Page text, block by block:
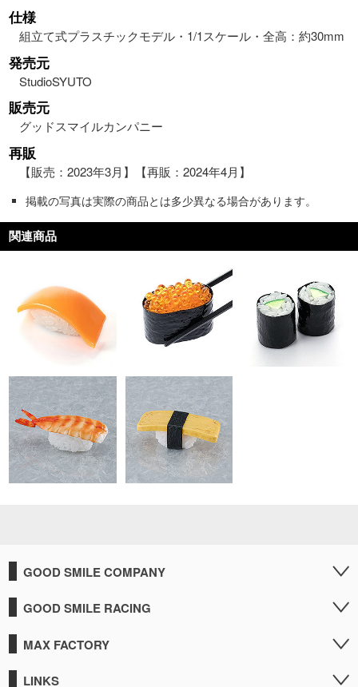
仕様
組立て式プラスチックモデル・1/1スケール・全高：約30mm
発売元
StudioSYUTO
販売元
グッドスマイルカンパニー
再販
【販売：2023年3月】【再販：2024年4月】
掲載の写真は実際の商品とは多少異なる場合があります。
関連商品
GOOD SMILE COMPANY
GOOD SMILE RACING
MAX FACTORY
LINKS